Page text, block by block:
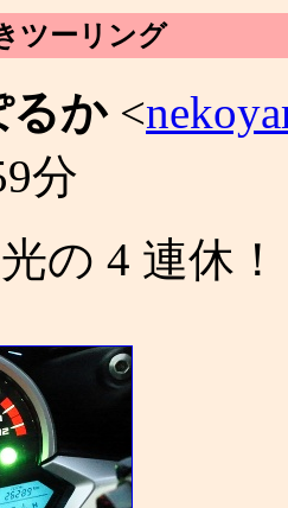
ツーリング
るか<
分
の 4 連休